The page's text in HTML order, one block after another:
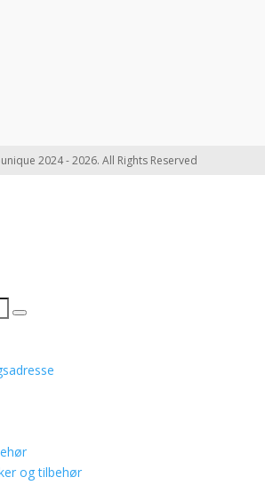
2024 - 2026. All Rights Reserved
og tilbehør